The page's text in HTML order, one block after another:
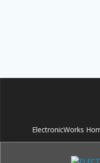
ElectronicWorks